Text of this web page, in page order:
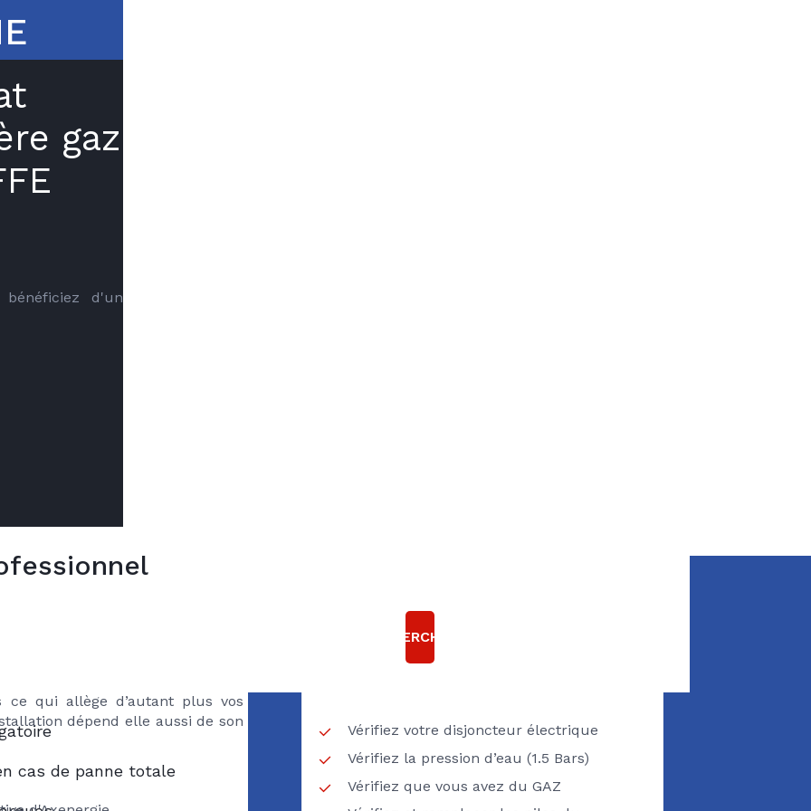
gaz
bénéficiez d'un
qui allège d’autant plus vos
dépend elle aussi de son
EST EN PANNE ?
Pensez à vérifier
Vérifiez votre disjoncteur électrique
Vérifiez la pression d’eau (1.5 Bars)
Vérifiez que vous avez du GAZ
RECHERCHER
cas de panne totale